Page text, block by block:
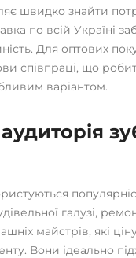
швидко знайти
по всій Україні
Для оптових
співпраці, що
варіантом.
галузі,
майстрів, які
Вони ідеально